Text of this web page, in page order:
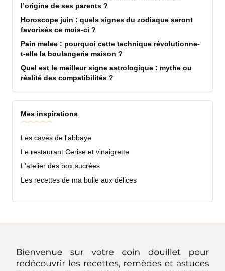
l’origine de ses parents ?
Horoscope juin : quels signes du zodiaque seront
favorisés ce mois-ci ?
Pain melee : pourquoi cette technique révolutionne-
t-elle la boulangerie maison ?
Quel est le meilleur signe astrologique : mythe ou
réalité des compatibilités ?
Mes inspirations
Les caves de l'abbaye
Le restaurant Cerise et vinaigrette
L'atelier des box sucrées
Les recettes de ma bulle aux délices